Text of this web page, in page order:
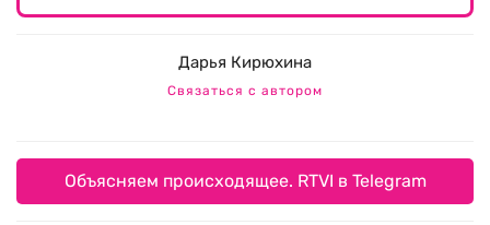
Дарья Кирюхина
Связаться с автором
Объясняем происходящее. RTVI в Telegram